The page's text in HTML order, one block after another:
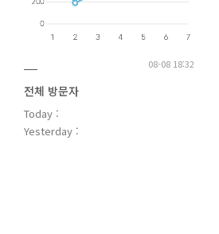
08-08 18:32
전체 방문자
Today :
Yesterday :